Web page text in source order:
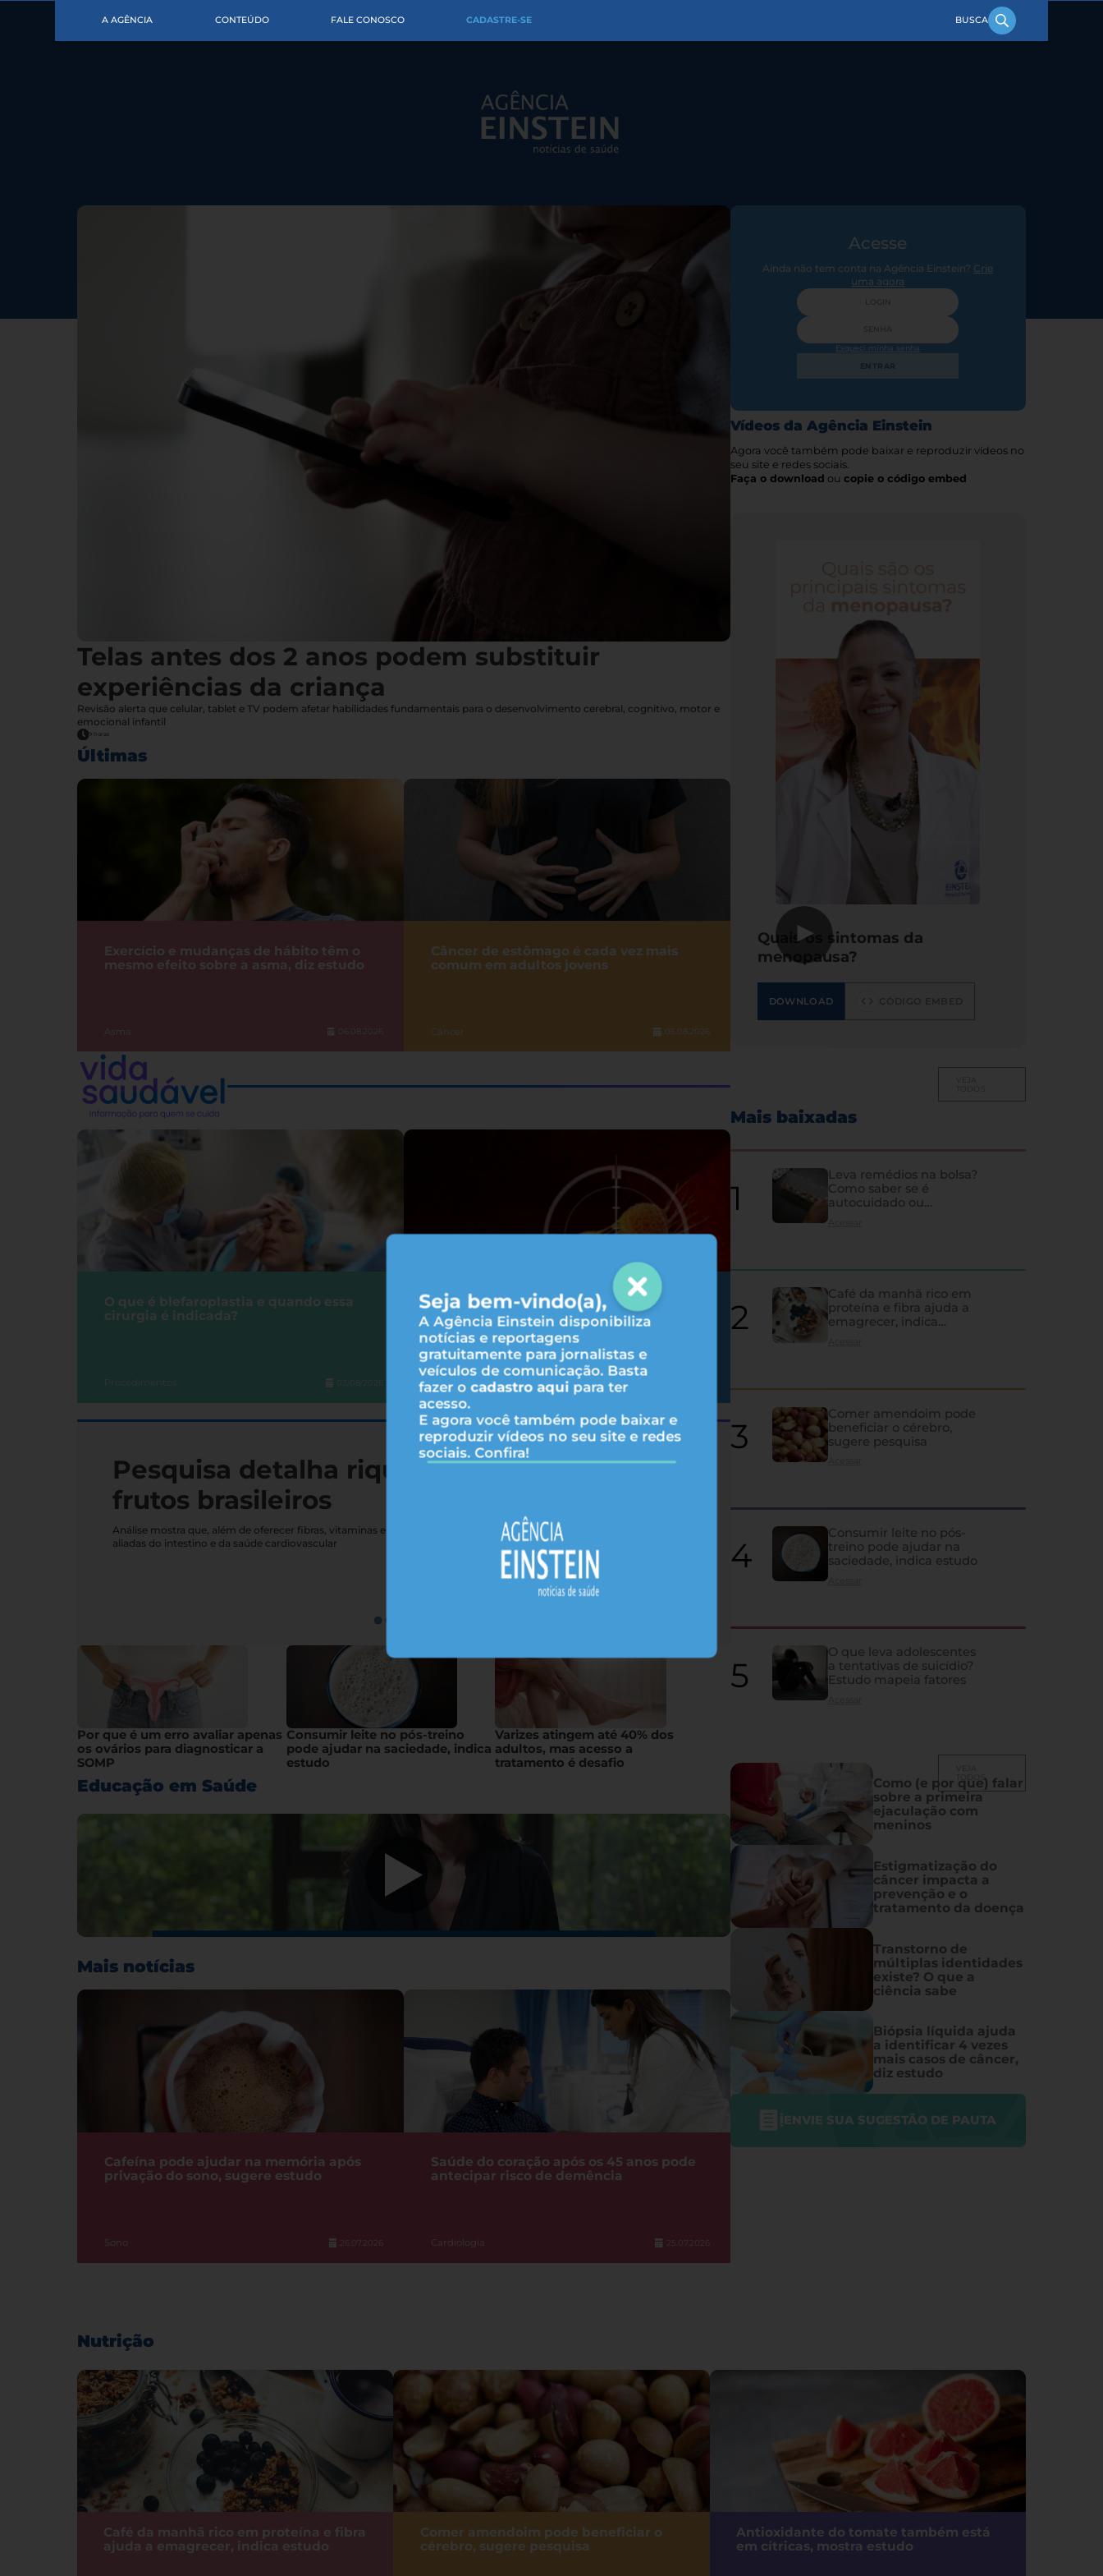
A AGÊNCIA CONTEÚDO FALE CONOSCO CADASTRE-SE
Seja bem-vindo(a),
A Agência Einstein disponibiliza
notícias e reportagens
gratuitamente para jornalistas e
veículos de comunicação. Basta
fazer ocadastro aqui para ter
acesso.
E agora você também pode baixar e
reproduzir vídeos no seu site e redes
sociais. Confira!
Telas antes dos 2 anos podem substituir
experiências da criança
Revisão alerta que celular, tablet e TV podem afetar habilidades fundamentais para o desenvolvimento cerebral, cognitivo, motor e
emocional infantil
9 horas
Últimas
Exercício e mudanças de hábito têm o
mesmo efeito sobre a asma, diz estudo
Asma 06.08.2026
Câncer de estômago é cada vez mais
comum em adultos jovens
Câncer 05.08.2026
O que é blefaroplastia e quando essa
cirurgia é indicada?
Procedimentos 03/08/2026
Como as terapias-alvo agem no
tratamento do câncer?
Oncologia
Pesquisa detalha riqueza nutricional de 19
frutos brasileiros
Análise mostra que, além de oferecer fibras, vitaminas e sais minerais, alimentos nativos concentram substâncias
aliadas do intestino e da saúde cardiovascular
Os sinais de que a
quase ninguém percebe
Ela influencia humor, memória, fertilidade, sono e vida sexual;
despercebidos e os principais problemas que atingem a glândula
Por que é um erro avaliar apenas
os ovários para diagnosticar a
SOMP
Consumir leite no pós-treino
pode ajudar na saciedade, indica
estudo
Varizes atingem até 40% dos
adultos, mas acesso a
tratamento é desafio
Educação em Saúde
Mais notícias
Cafeína pode ajudar na memória após
privação do sono, sugere estudo
Sono 26.07.2026
Saúde do coração após os 45 anos pode
antecipar risco de demência
Cardiologia 25.07.2026
Acesse
Ainda não tem conta na Agência Einstein? Crie
uma agora
Esqueci minha senha
ENTRAR
Vídeos da Agência Einstein
Agora você também pode baixar e reproduzir vídeos no
seu site e redes sociais.
Faça o download ou copie o código embed
▶
Quais os sintomas da
menopausa?
DOWNLOAD
Mais baixadas
Leva remédios na bolsa?
Como saber se é
autocuidado ou
hipocondria
Acessar
Café da manhã rico em
proteína e fibra ajuda a
emagrecer, indica
Comer amendoim pode
beneficiar o cérebro,
sugere pesquisa
Acessar
Consumir leite no pós-
treino pode ajudar na
saciedade, indica estudo
Acessar
O que leva adolescentes
a tentativas de suicídio?
Estudo mapeia fatores
Acessar
TODOS
Como (e por que) falar
sobre a primeira
ejaculação com
meninos
Estigmatização do
câncer impacta a
prevenção e o
tratamento da doença
Transtorno de
múltiplas identidades
existe? O que a
ciência sabe
Biópsia líquida ajuda
a identificar 4 vezes
mais casos de câncer,
diz estudo
ENVIE SUA SUGESTÃO DE PAUTA
Nutrição
Café da manhã rico em proteína e fibra
ajuda a emagrecer, indica estudo
Comer amendoim pode beneficiar o
cérebro, sugere pesquisa
Antioxidante do tomate também está
em cítricas, mostra estudo